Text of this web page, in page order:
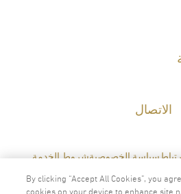
الاتصال
سياسة الخصوصيةشروط الخدمة
By clicking “Accept All Cookies”, you
cookies on your device to enhance site